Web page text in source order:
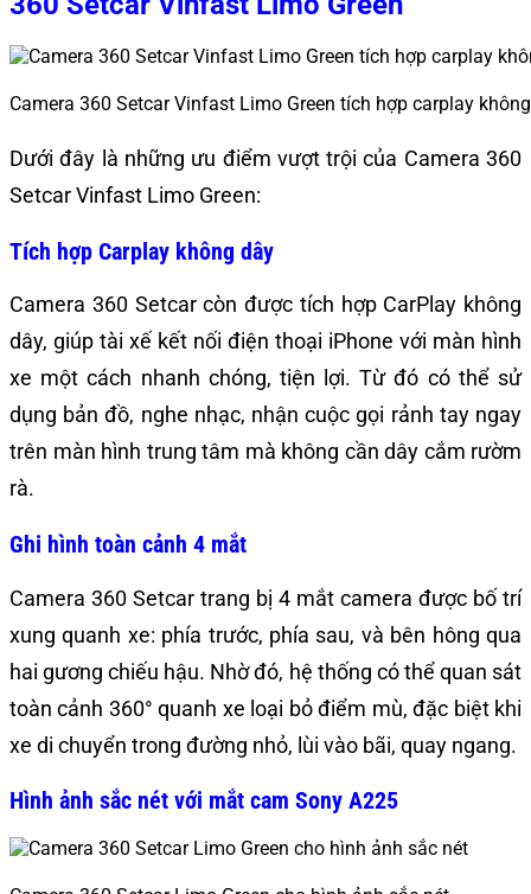
Camera 360 Setcar Vinfast Limo Green tích hợp carplay
Dưới đây là những ưu điểm vượt trội của Camera 360
Setcar Vinfast Limo Green:
Tích hợp Carplay không dây
Camera 360 Setcar còn được tích hợp CarPlay không
dây, giúp tài xế kết nối điện thoại iPhone với màn hình
xe một cách nhanh chóng, tiện lợi. Từ đó có thể sử
dụng bản đồ, nghe nhạc, nhận cuộc gọi rảnh tay ngay
trên màn hình trung tâm mà không cần dây cắm rườm
rà.
Ghi hình toàn cảnh 4 mắt
Camera 360 Setcar trang bị 4 mắt camera được bố trí
xung quanh xe: phía trước, phía sau, và bên hông qua
hai gương chiếu hậu. Nhờ đó, hệ thống có thể quan sát
toàn cảnh 360° quanh xe loại bỏ điểm mù, đặc biệt khi
xe di chuyển trong đường nhỏ, lùi vào bãi, quay ngang.
Hình ảnh sắc nét với mắt cam Sony A225